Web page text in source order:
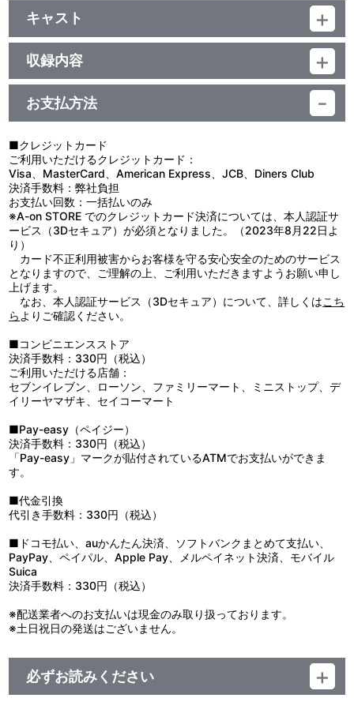
ジャンル：国内アニメ音楽
シングル／20分
キャスト
七瀬遙(cv.島﨑信長) 橘真琴(cv.鈴木達央)
収録内容
お支払方法
■クレジットカード
ご利用いただけるクレジットカード：
Visa、MasterCard、American Express、JCB、Diners Club
決済手数料：弊社負担
お支払い回数：一括払いのみ
※A-on STORE でのクレジットカード決済については、本人認証サ
ービス（3Dセキュア）が必須となりました。（2023年8月22日よ
り）
カード不正利用被害からお客様を守る安心安全のためのサービス
となりますので、ご理解の上、ご利用いただきますようお願い申し
上げます。
なお、本人認証サービス（3Dセキュア）について、詳しくはこち
ら よりご確認ください。
■コンビニエンスストア
決済手数料：330円（税込）
ご利用いただける店舗：
セブンイレブン、ローソン、ファミリーマート、ミニストップ、デ
イリーヤマザキ、セイコーマート
■Pay-easy（ペイジー）
決済手数料：330円（税込）
「Pay-easy」マークが貼付されているATMでお支払いができま
す。
■代金引換
代引き手数料：330円（税込）
■ドコモ払い、auかんたん決済、ソフトバンクまとめて支払い、
PayPay、ペイパル、Apple Pay、メルペイネット決済、モバイル
Suica
決済手数料：330円（税込）
※配送業者へのお支払いは現金のみ取り扱っております。
※土日祝日の発送はございません。
必ずお読みください